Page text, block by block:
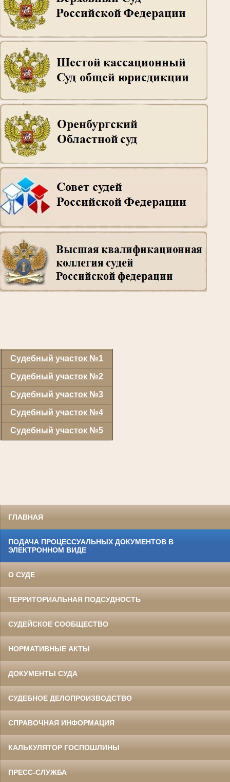
Судебный участок №1
Судебный участок №2
Судебный участок №3
Судебный участок №4
Судебный участок №5
ГЛАВНАЯ
ПОДАЧА ПРОЦЕССУАЛЬНЫХ ДОКУМЕНТОВ В
ЭЛЕКТРОННОМ ВИДЕ
О СУДЕ
ТЕРРИТОРИАЛЬНАЯ ПОДСУДНОСТЬ
СУДЕЙСКОЕ СООБЩЕСТВО
НОРМАТИВНЫЕ АКТЫ
ДОКУМЕНТЫ СУДА
СУДЕБНОЕ ДЕЛОПРОИЗВОДСТВО
СПРАВОЧНАЯ ИНФОРМАЦИЯ
КАЛЬКУЛЯТОР ГОСПОШЛИНЫ
ПРЕСС-СЛУЖБА